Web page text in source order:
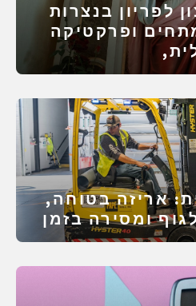
לפריון בנצרות
מתחים ופרקטיקה
הפרוטסטנטיות
אריזה בטוחה,
ומסירה בזמן